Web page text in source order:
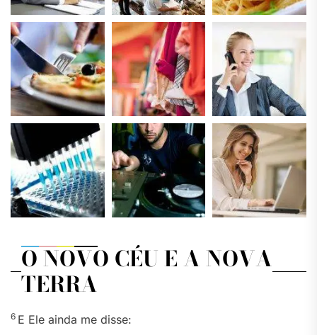
O NOVO CÉU E A NOVA
TERRA
6 E Ele ainda me disse: